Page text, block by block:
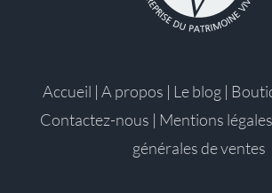
Accueil | A propos | Le blog |
Contactez-nous | Mentions légales
générales de ventes